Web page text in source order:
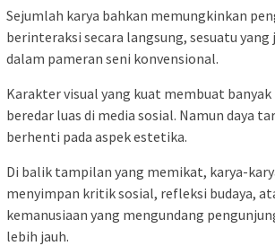
Sejumlah karya bahkan memungkinkan
berinteraksi secara langsung, sesuatu
dalam pameran seni konvensional.
Karakter visual yang kuat membuat banyak
beredar luas di media sosial. Namun daya
berhenti pada aspek estetika.
Di balik tampilan yang memikat, karya-
menyimpan kritik sosial, refleksi budaya,
kemanusiaan yang mengundang
lebih jauh.